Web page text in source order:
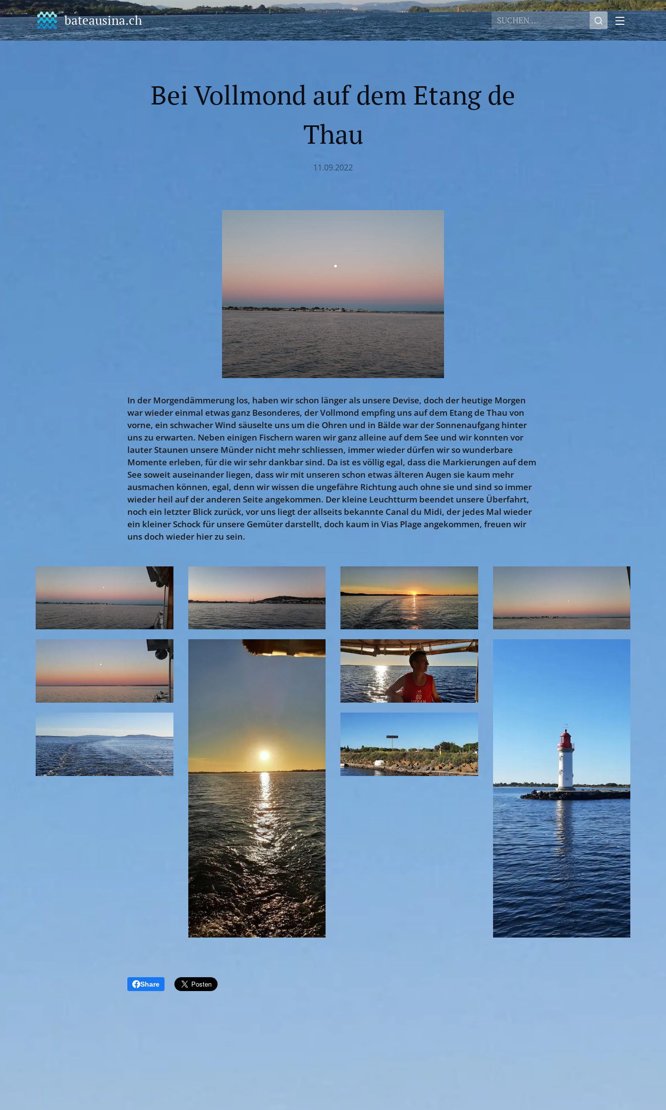
bateausina.ch
Bei Vollmond auf dem Etang de
Thau
11.09.2022
In der Morgendämmerung los, haben wir schon länger als unsere Devise, doch der heutige Morgen
war wieder einmal etwas ganz Besonderes, der Vollmond empfing uns auf dem Etang de Thau von
vorne, ein schwacher Wind säuselte uns um die Ohren und in Bälde war der Sonnenaufgang hinter
uns zu erwarten. Neben einigen Fischern waren wir ganz alleine auf dem See und wir konnten vor
lauter Staunen unsere Münder nicht mehr schliessen, immer wieder dürfen wir so wunderbare
Momente erleben, für die wir sehr dankbar sind. Da ist es völlig egal, dass die Markierungen auf dem
See soweit auseinander liegen, dass wir mit unseren schon etwas älteren Augen sie kaum mehr
ausmachen können, egal, denn wir wissen die ungefähre Richtung auch ohne sie und sind so immer
wieder heil auf der anderen Seite angekommen. Der kleine Leuchtturm beendet unsere Überfahrt,
noch ein letzter Blick zurück, vor uns liegt der allseits bekannte Canal du Midi, der jedes Mal wieder
ein kleiner Schock für unsere Gemüter darstellt, doch kaum in Vias Plage angekommen, freuen wir
uns doch wieder hier zu sein.
Share